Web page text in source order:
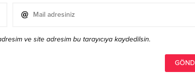
ve site adresim bu tarayıcıya kaydedilsin.